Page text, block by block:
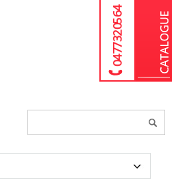
04 77 32 05 64